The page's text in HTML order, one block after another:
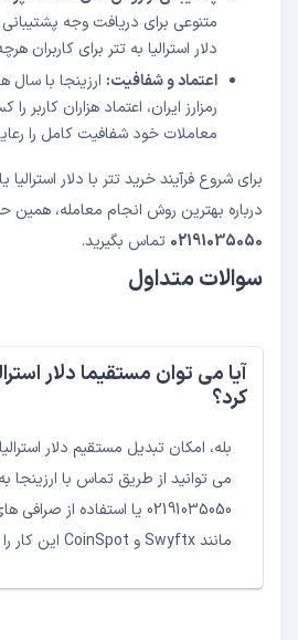
متنوعی برای دریافت وجه
دلار استرالیا به تتر برای کاربران
اعتماد و شفافیت: ارزینجا با سال
رمزارز ایران، اعتماد هزاران کاربر
معاملات خود شفافیت کامل را
برای شروع فرآیند خرید تتر با دلار
درباره بهترین روش انجام معامله، همین
02191035050 تماس بگیرید.
سوالات متداول
آیا می توان مستقیما دلار
کرد؟
بله، امکان تبدیل مستقیم دلار
می توانید از طریق تماس با ارزینجا
02191035050 یا استفاده از
مانند Swyftx و CoinSpot این کار را انجام دهید.